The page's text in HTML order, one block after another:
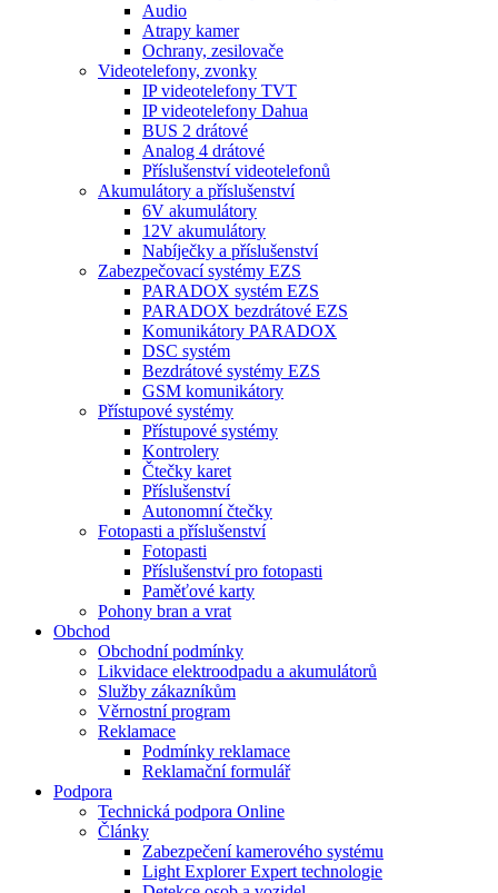
Audio
Atrapy kamer
Ochrany, zesilovače
Videotelefony, zvonky
IP videotelefony TVT
IP videotelefony Dahua
BUS 2 drátové
Analog 4 drátové
Příslušenství videotelefonů
Akumulátory a příslušenství
6V akumulátory
12V akumulátory
Nabíječky a příslušenství
Zabezpečovací systémy EZS
PARADOX systém EZS
PARADOX bezdrátové EZS
Komunikátory PARADOX
DSC systém
Bezdrátové systémy EZS
GSM komunikátory
Přístupové systémy
Přístupové systémy
Kontrolery
Čtečky karet
Příslušenství
Autonomní čtečky
Fotopasti a příslušenství
Fotopasti
Příslušenství pro fotopasti
Paměťové karty
Pohony bran a vrat
Obchod
Obchodní podmínky
Likvidace elektroodpadu a akumulátorů
Služby zákazníkům
Věrnostní program
Reklamace
Podmínky reklamace
Reklamační formulář
Podpora
Technická podpora Online
Články
Zabezpečení kamerového systému
Light Explorer Expert technologie